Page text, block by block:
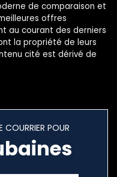
de comparaison et
offres
au courant des derniers
la propriété de leurs
cité est dérivé de
COURRIER POUR